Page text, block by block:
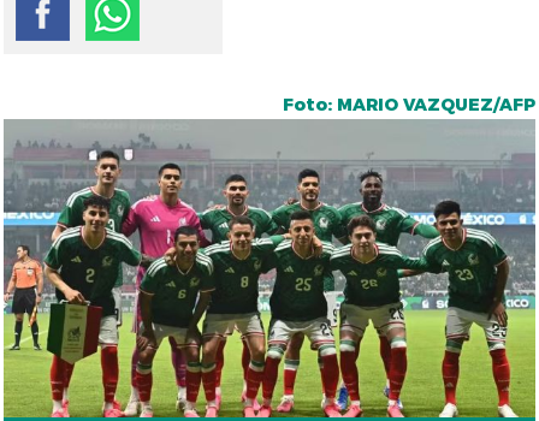
Foto: MARIO VAZQUEZ/AFP